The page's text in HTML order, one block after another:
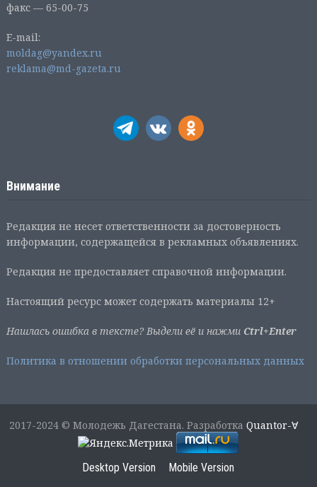
факс — 65-00-75
E-mail:
moldag@yandex.ru
reklama@md-gazeta.ru
Внимание
Редакция не несет ответственности за достоверность
информации, содержащейся в рекламных объявлениях.
Редакция не предоставляет справочной информации.
Настоящий ресурс может содержать материалы 12+
Нашлась ошибка в тексте? Выдели её и нажми Ctrl+Enter
Политика в отношении обработки персональных данных
2017-2024 © Молодежь Дагестана. РазработкаQuantor-∀
Desktop Version Mobile Version